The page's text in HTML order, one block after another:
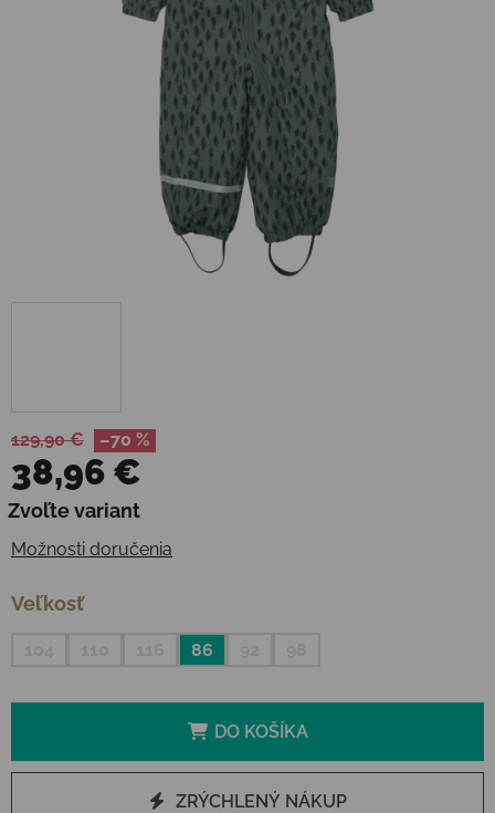
129,90 € –70 %
38,96 €
Jednotková cena:
Zvoľte variant
Možnosti doručenia
Veľkosť
86
DO KOŠÍKA
ZRÝCHLENÝ NÁKUP